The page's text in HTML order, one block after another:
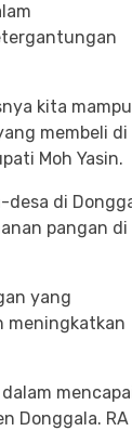
kita mampu
membeli di
Moh Yasin.
di
pangan di
yang
meningkatkan
Donggala. RA